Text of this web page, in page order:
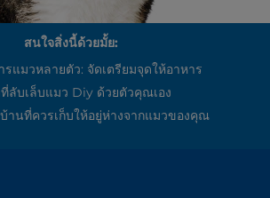
สนใจสิ่งนี้ด้วยมั้ย:
รแมวหลายตัว: จัดเตรียมจุดให้อาหาร
ลับเล็บแมว Diy ด้วยตัวคุณเอง
านที่ควรเก็บให้อยู่ห่างจากแมวของคุณ